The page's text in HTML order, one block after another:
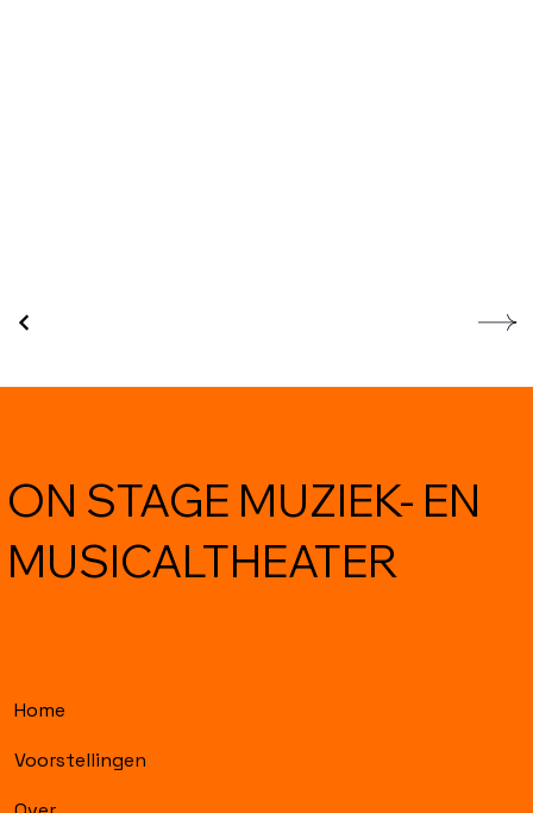
Home
Voorstellingen
ON STAGE MUZIEK- EN
MUSICALTHEATER